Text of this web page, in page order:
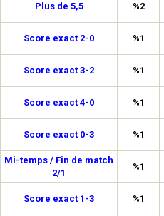
Plus de 5,5 %2
Score exact 2-0 %1
Score exact 3-2 %1
Score exact 4-0 %1
Score exact 0-3 %1
Mi-temps / Fin de match
2/1
%1
Score exact 1-3 %1